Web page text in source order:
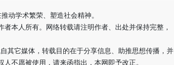
动学术繁荣、塑造社会精神。
本人所有。网络转载请注明作者、出处并保持完整，
其它媒体，转载目的在于分享信息、助推思想传播，并
不愿被使用，请来函指出，本网即予改正。